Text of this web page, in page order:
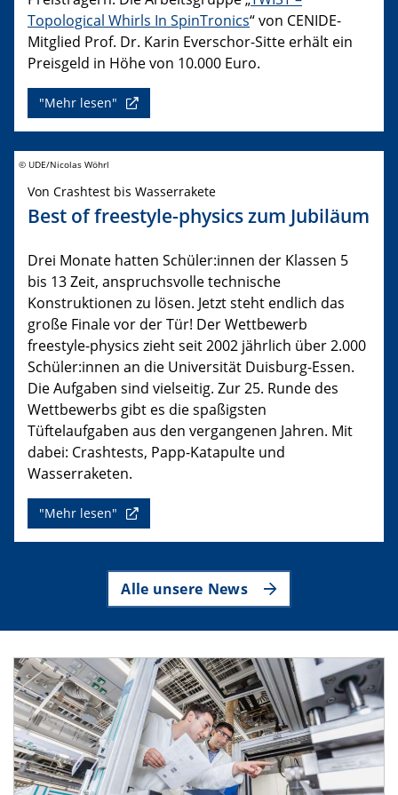
Topological Whirls In SpinTronics“ von CENIDE-
Mitglied Prof. Dr. Karin Everschor-Sitte erhält ein
Preisgeld in Höhe von 10.000 Euro.
"Mehr lesen"
© UDE/Nicolas Wöhrl
Von Crashtest bis Wasserrakete
Best of freestyle-physics zum Jubiläum
Drei Monate hatten Schüler:innen der Klassen 5
bis 13 Zeit, anspruchsvolle technische
Konstruktionen zu lösen. Jetzt steht endlich das
große Finale vor der Tür! Der Wettbewerb
freestyle-physics zieht seit 2002 jährlich über 2.000
Schüler:innen an die Universität Duisburg-Essen.
Die Aufgaben sind vielseitig. Zur 25. Runde des
Wettbewerbs gibt es die spaßigsten
Tüftelaufgaben aus den vergangenen Jahren. Mit
dabei: Crashtests, Papp-Katapulte und
Wasserraketen.
"Mehr lesen"
Alle unsere News